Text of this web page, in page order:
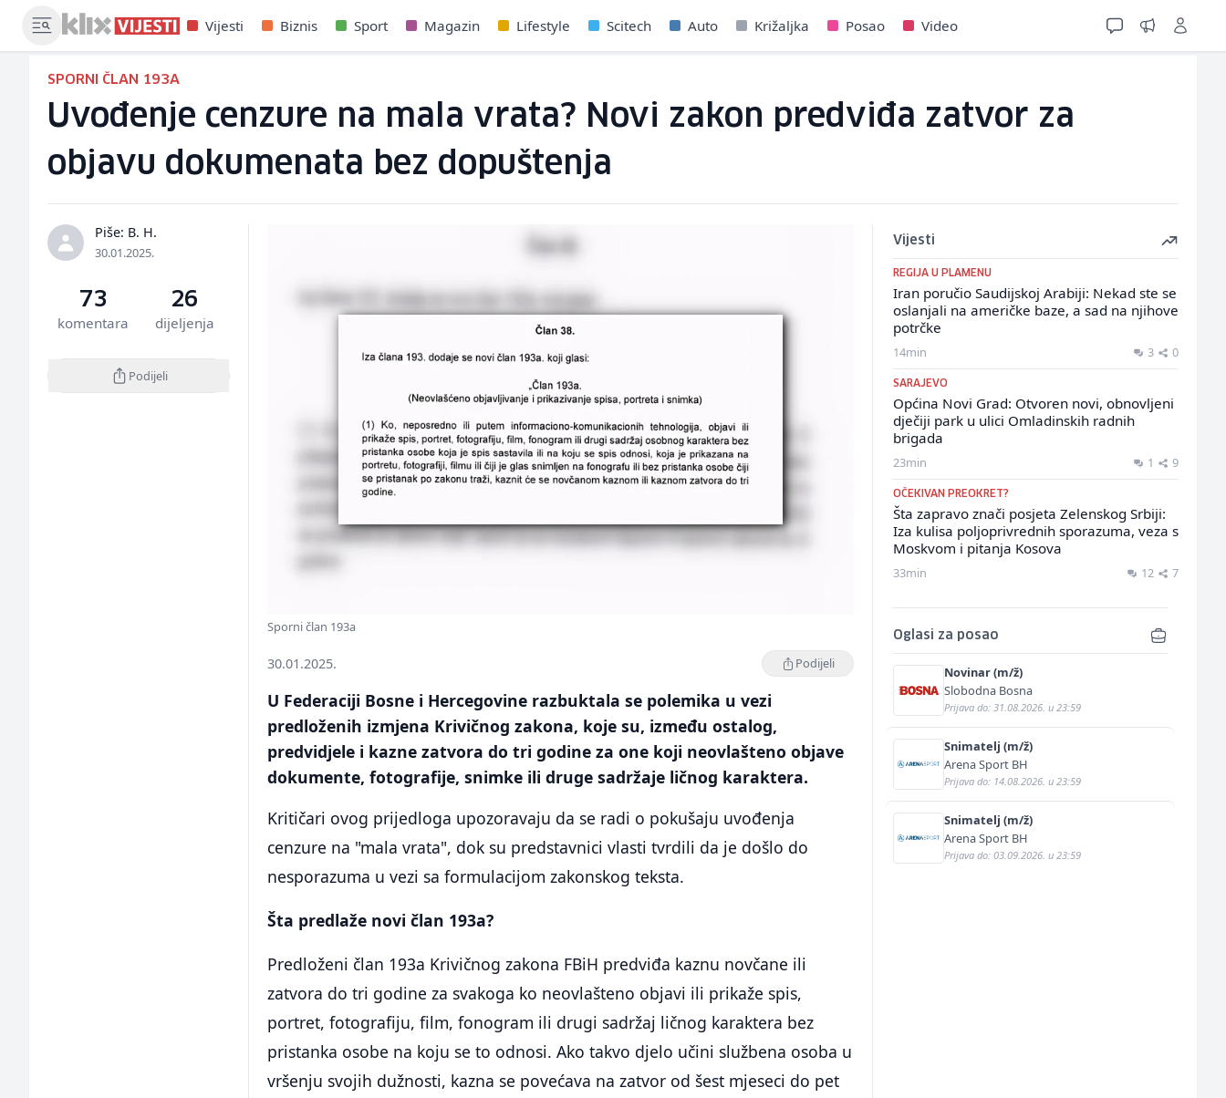
Vijesti Biznis Sport Magazin Lifestyle Scitech Auto Križaljka Posao Video
SPORNI ČLAN 193A
Uvođenje cenzure na mala vrata? Novi zakon predviđa zatvor za
objavu dokumenata bez dopuštenja
Piše: B. H.
30.01.2025.
73
komentara
26
dijeljenja
Podijeli
Sporni član 193a
30.01.2025. Podijeli
U Federaciji Bosne i Hercegovine razbuktala se polemika u vezi
predloženih izmjena Krivičnog zakona, koje su, između ostalog,
predvidjele i kazne zatvora do tri godine za one koji neovlašteno objave
dokumente, fotografije, snimke ili druge sadržaje ličnog karaktera.
Kritičari ovog prijedloga upozoravaju da se radi o pokušaju uvođenja
cenzure na "mala vrata", dok su predstavnici vlasti tvrdili da je došlo do
nesporazuma u vezi sa formulacijom zakonskog teksta.
Šta predlaže novi član 193a?
Predloženi član 193a Krivičnog zakona FBiH predviđa kaznu novčane ili
zatvora do tri godine za svakoga ko neovlašteno objavi ili prikaže spis,
portret, fotografiju, film, fonogram ili drugi sadržaj ličnog karaktera bez
pristanka osobe na koju se to odnosi. Ako takvo djelo učini službena osoba u
vršenju svojih dužnosti, kazna se povećava na zatvor od šest mjeseci do pet
Vijesti
REGIJA U PLAMENU
Iran poručio Saudijskoj Arabiji: Nekad ste se
oslanjali na američke baze, a sad na njihove
potrčke
14min 3 0
SARAJEVO
Općina Novi Grad: Otvoren novi, obnovljeni
dječiji park u ulici Omladinskih radnih
brigada
23min 1 9
OČEKIVAN PREOKRET?
Šta zapravo znači posjeta Zelenskog Srbiji:
Iza kulisa poljoprivrednih sporazuma, veza s
Moskvom i pitanja Kosova
33min 12 7
Oglasi za posao
Novinar (m/ž)
Slobodna Bosna
Prijava do: 31.08.2026. u 23:59
Snimatelj (m/ž)
Arena Sport BH
Prijava do: 14.08.2026. u 23:59
Snimatelj (m/ž)
Arena Sport BH
Prijava do: 03.09.2026. u 23:59